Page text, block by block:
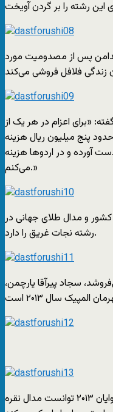
پس از مصدومیت مورد
«برای اعزام در هر یک از
پنج میلیون ریال هزینه
آورده و در اردوها هزینه
می‌کنم.»
و مدال طلای جهانی در
رشته نجات غریق را دارد.
سجاد پیرآقا یارچمن،
سجاد پیرآقا یارچمن در المپیک ناشنوایان ۲۰۱۳ توانست مدال نقره